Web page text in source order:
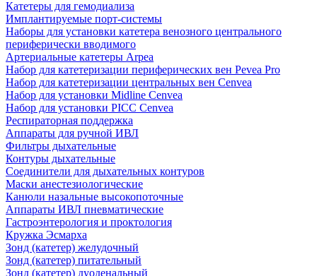
Катетеры для гемодиализа
Имплантируемые порт‑системы
Наборы для установки катетера венозного центрального
периферически вводимого
Артериальные катетеры Arpea
Набор для катетеризации периферических вен Pevea Pro
Набор для катетеризации центральных вен Cenvea
Набор для установки Midline Cenvea
Набор для установки PICC Cenvea
Респираторная поддержка
Аппараты для ручной ИВЛ
Фильтры дыхательные
Контуры дыхательные
Соединители для дыхательных контуров
Маски анестезиологические
Канюли назальные высокопоточные
Аппараты ИВЛ пневматические
Гастроэнтерология и проктология
Кружка Эсмарха
Зонд (катетер) желудочный
Зонд (катетер) питательный
Зонд (катетер) дуоденальный